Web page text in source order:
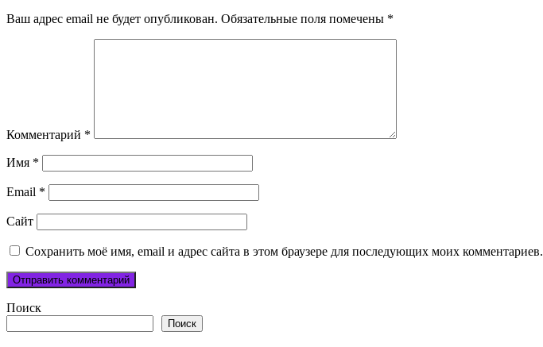
Ваш адрес email не будет опубликован. Обязательные поля помечены *
Комментарий *
Имя *
Email *
Сайт
Сохранить моё имя, email и адрес сайта в этом браузере для последующих моих комментариев.
Поиск
Поиск